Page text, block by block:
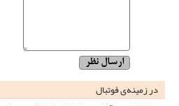
در زمینه‌ی فوتبال